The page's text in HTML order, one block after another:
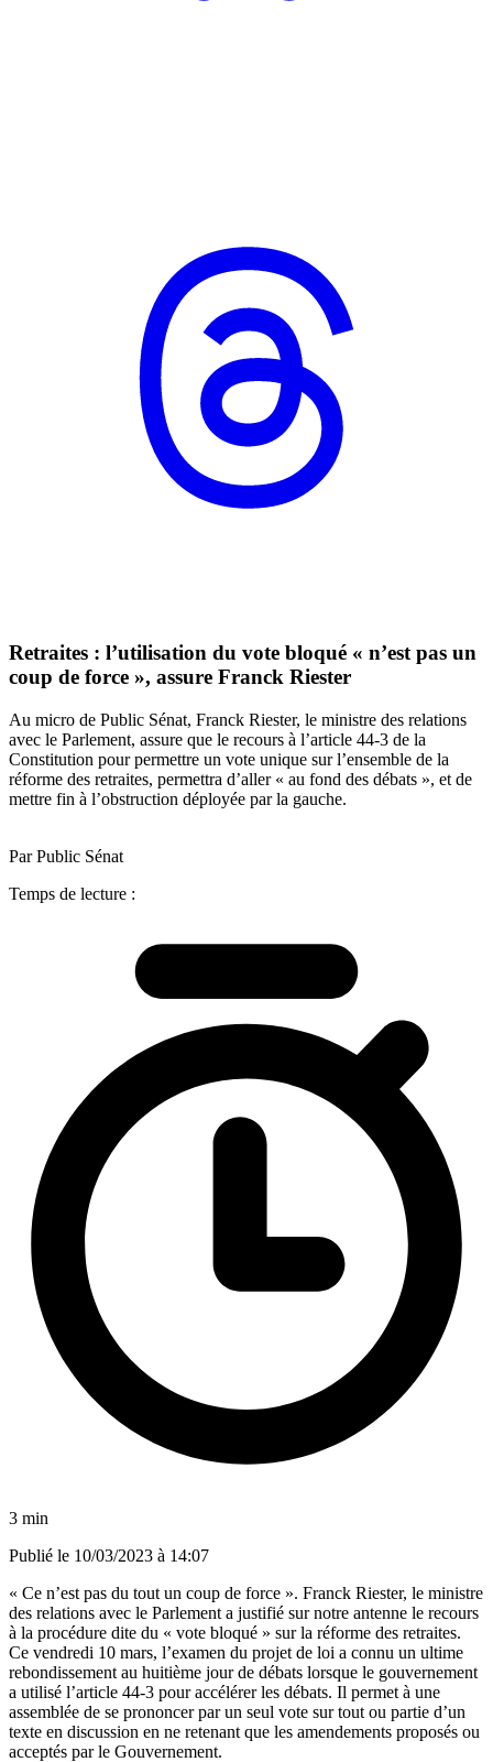
Retraites : l’utilisation du vote bloqué « n’est pas un
coup de force », assure Franck Riester
Au micro de Public Sénat, Franck Riester, le ministre des relations
avec le Parlement, assure que le recours à l’article 44-3 de la
Constitution pour permettre un vote unique sur l’ensemble de la
réforme des retraites, permettra d’aller « au fond des débats », et de
mettre fin à l’obstruction déployée par la gauche.
Par Public Sénat
Temps de lecture :
3 min
Publié le 10/03/2023 à 14:07
« Ce n’est pas du tout un coup de force ». Franck Riester, le ministre
des relations avec le Parlement a justifié sur notre antenne le recours
à la procédure dite du « vote bloqué » sur la réforme des retraites.
Ce vendredi 10 mars, l’examen du projet de loi a connu un ultime
rebondissement au huitième jour de débats lorsque le gouvernement
a utilisé l’article 44-3 pour accélérer les débats. Il permet à une
assemblée de se prononcer par un seul vote sur tout ou partie d’un
texte en discussion en ne retenant que les amendements proposés ou
acceptés par le Gouvernement.